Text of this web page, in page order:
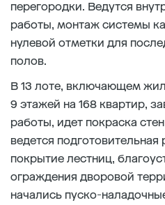
перегородки. Ведутся
работы, монтаж системы
нулевой отметки для
полов.
В 13 лоте, включающем
9 этажей на 168 квартир,
работы, идет покраска
ведется
покрытие лестниц,
ограждения дворовой
начались пуско-